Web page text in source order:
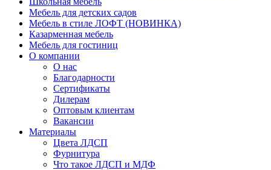
Мебель для детских садов
Мебель в стиле ЛОФТ (НОВИНКА)
Казарменная мебель
Мебель для гостиниц
О компании
О нас
Благодарности
Сертификаты
Дилерам
Оптовым клиентам
Вакансии
Материалы
Цвета ЛДСП
Фурнитура
Что такое ЛДСП и МДФ